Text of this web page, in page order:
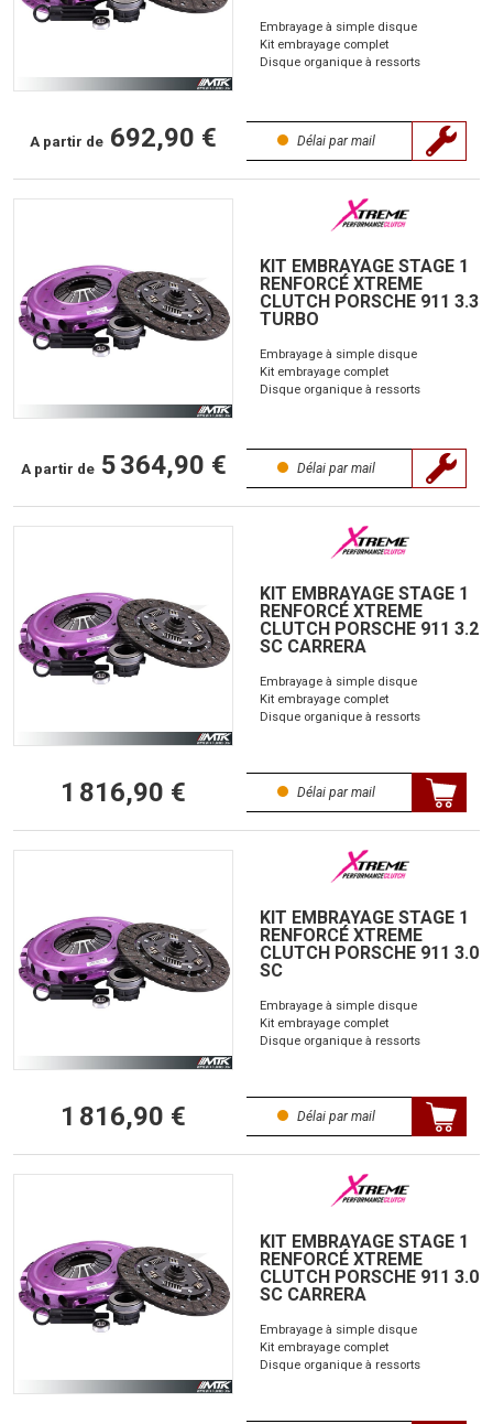
Embrayage à simple disque
Kit embrayage complet
Disque organique à ressorts
A partir de 692,90 € Délai par mail
KIT EMBRAYAGE STAGE 1
RENFORCÉ XTREME
CLUTCH PORSCHE 911 3.3
TURBO
Embrayage à simple disque
Kit embrayage complet
Disque organique à ressorts
A partir de 5 364,90 € Délai par mail
KIT EMBRAYAGE STAGE 1
RENFORCÉ XTREME
CLUTCH PORSCHE 911 3.2
SC CARRERA
Embrayage à simple disque
Kit embrayage complet
Disque organique à ressorts
1 816,90 € Délai par mail
KIT EMBRAYAGE STAGE 1
RENFORCÉ XTREME
CLUTCH PORSCHE 911 3.0
SC
Embrayage à simple disque
Kit embrayage complet
Disque organique à ressorts
1 816,90 € Délai par mail
KIT EMBRAYAGE STAGE 1
RENFORCÉ XTREME
CLUTCH PORSCHE 911 3.0
SC CARRERA
Embrayage à simple disque
Kit embrayage complet
Disque organique à ressorts